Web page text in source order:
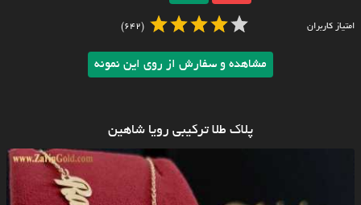
امتیاز کاربران (642)
مشاهده و سفارش از روی این نمونه
پلاک طلا ترکیبی رویا شاهین